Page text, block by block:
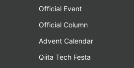
Official Event
Official Column
Advent Calendar
Qiita Tech Festa